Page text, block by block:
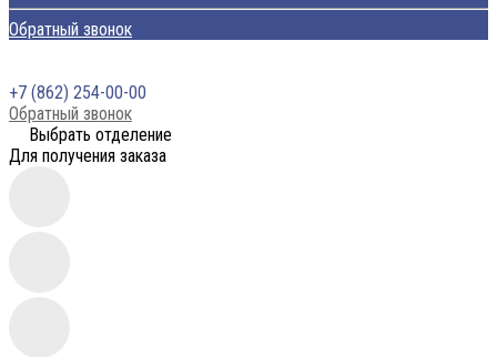
Обратный звонок
+7 (862) 254-00-00
Обратный звонок
Выбрать отделение
Для получения заказа